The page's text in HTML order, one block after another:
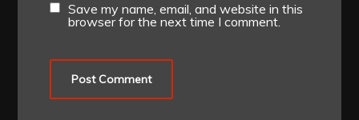
Save my name, email, and website in this
browser for the next time I comment.